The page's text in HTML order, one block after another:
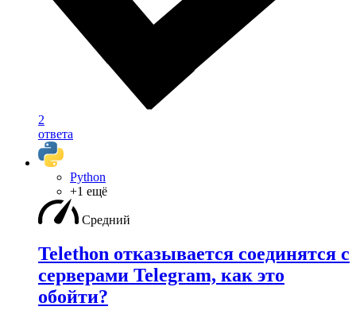
2
ответа
Python
+1 ещё
Средний
Telethon отказывается соединятся с
серверами Telegram, как это
обойти?